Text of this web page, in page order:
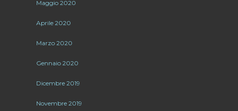
Maggio 2020
Aprile 2020
Marzo 2020
Gennaio 2020
Dicembre 2019
Novembre 2019